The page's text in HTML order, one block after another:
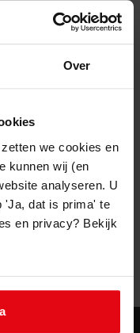
Over
we cookies en
kunnen wij (en
analyseren. U
'Ja, dat is prima' te
en privacy? Bekijk
zoektips.
zoektips.
Westfries
pagina is het niet